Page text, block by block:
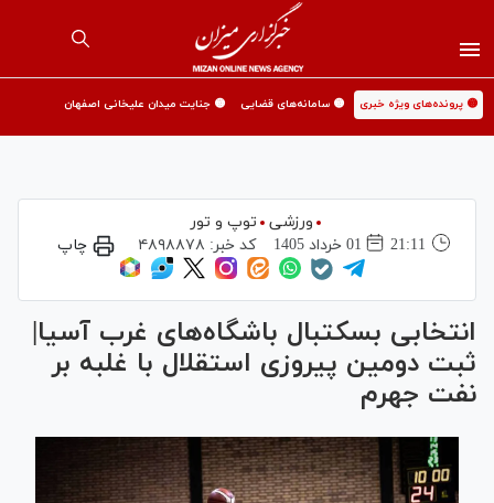
🟡 پرونده‌های ویژه خبری 🟡 سامانه‌های قضایی 🟡 جنایت میدان علیخانی اصفهان
ورزشی
توپ و تور
21:11
01 خرداد 1405 کد خبر: ۴۸۹۸۸۷۸ چاپ
انتخابی بسکتبال باشگاه‌های غرب آسیا|
ثبت دومین پیروزی استقلال با غلبه بر
نفت جهرم